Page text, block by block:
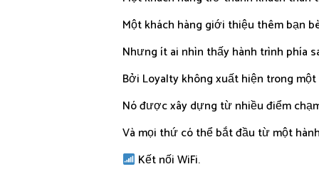
Một khách hàng giới thiệu thêm bạn
Nhưng ít ai nhìn thấy hành trình phía
Bởi Loyalty không xuất hiện trong một
Nó được xây dựng từ nhiều điểm
Và mọi thứ có thể bắt đầu từ một
Kết nối WiFi.